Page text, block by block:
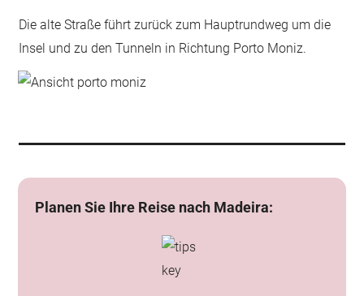
Die alte Straße führt zurück zum Hauptrundweg um die
Insel und zu den Tunneln in Richtung Porto Moniz.
Planen Sie Ihre Reise nach Madeira: